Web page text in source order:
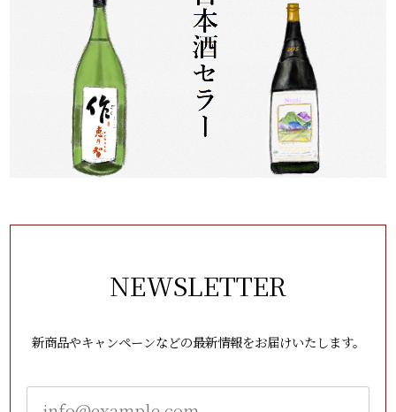
NEWSLETTER
新商品やキャンペーンなどの最新情報をお届けいたします。